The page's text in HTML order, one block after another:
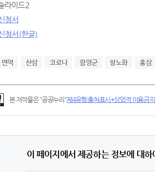
청서
청서(한글)
면역 산삼 코로나 함양군 항노화 홍삼
본 저작물은 "공공누리"제4유형:출처표시+상업적 이용금
이 페이지에서 제공하는 정보에 대